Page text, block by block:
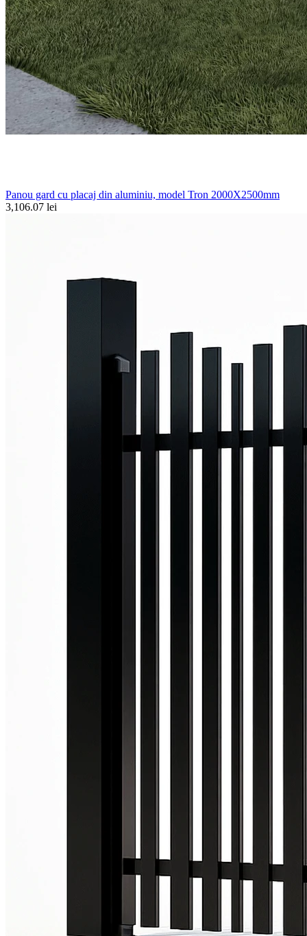
Panou gard cu placaj din aluminiu, model Tron 2000X2500mm
3,106.07 lei